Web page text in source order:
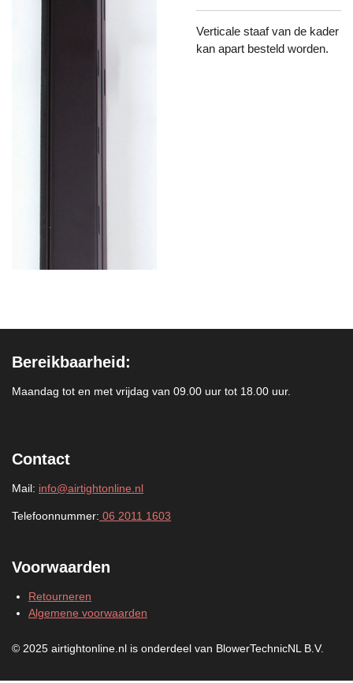
Verticale staaf van de kader
kan apart besteld worden.
Bereikbaarheid:
Maandag tot en met vrijdag van 09.00 uur tot 18.00 uur.
Contact
Mail: info@airtightonline.nl
Telefoonnummer: 06 2011 1603
Voorwaarden
Retourneren
Algemene voorwaarden
© 2025 airtightonline.nl is onderdeel van BlowerTechnicNL B.V.